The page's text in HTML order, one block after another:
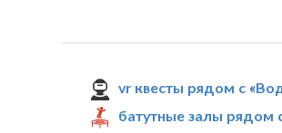
vr квесты рядом с
батутные залы рядом